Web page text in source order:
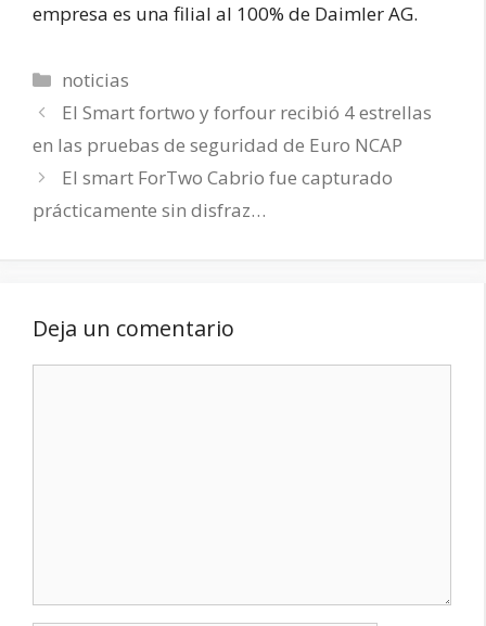
empresa es una filial al 100% de Daimler AG.
Categorías
noticias
El Smart fortwo y forfour recibió 4 estrellas
en las pruebas de seguridad de Euro NCAP
El smart ForTwo Cabrio fue capturado
prácticamente sin disfraz…
Deja un comentario